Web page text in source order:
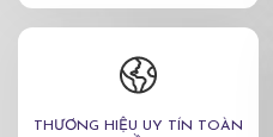
THƯƠNG HIỆU UY TÍN TOÀN